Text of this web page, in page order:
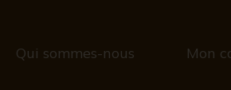
Qui sommes-nous Mon